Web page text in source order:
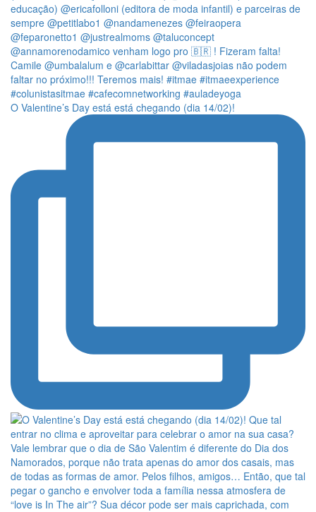
O Valentine’s Day está está chegando (dia 14/02)!